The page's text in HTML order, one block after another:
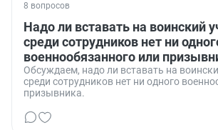
8 вопросов
Надо ли вставать на воинский
среди сотрудников нет ни
военнообязанного или
Обсуждаем, надо ли вставать на
среди сотрудников нет ни одного
призывника.